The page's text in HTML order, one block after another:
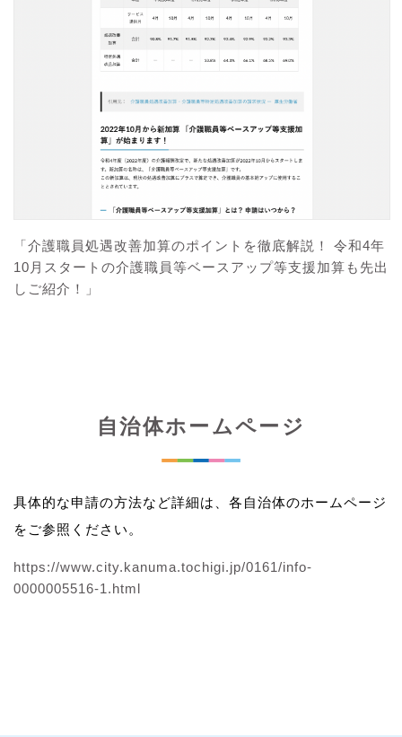
「介護職員処遇改善加算のポイントを徹底解説！ 令和4年
10月スタートの介護職員等ベースアップ等支援加算も先出
しご紹介！」
自治体ホームページ
具体的な申請の方法など詳細は、各自治体のホームページ
をご参照ください。
https://www.city.kanuma.tochigi.jp/0161/info-
0000005516-1.html